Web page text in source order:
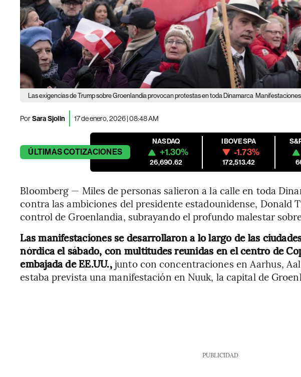
Las exigencias de Trump sobre Groenlandia provocan protestas en toda Dinamarca
PorSara Sjolin 17 de enero, 2026 | 08:48 AM
ÚLTIMASCOTIZACIONES
NASDAQ
+1.30%
26,690.62
IBOVESPA
-1.73%
172,513.42
Bloomberg — Miles de personas salieron a la calle en toda
contra las ambiciones del presidente estadounidense, Donald
control de Groenlandia, subrayando el profundo malestar
Las manifestaciones se desarrollaron a lo largo de las
nórdica el sábado, con multitudes reunidas en el centro de
embajada de EE.UU.,junto con concentraciones en Aarhus,
estaba prevista una manifestación en Nuuk, la capital de
PUBLICIDAD